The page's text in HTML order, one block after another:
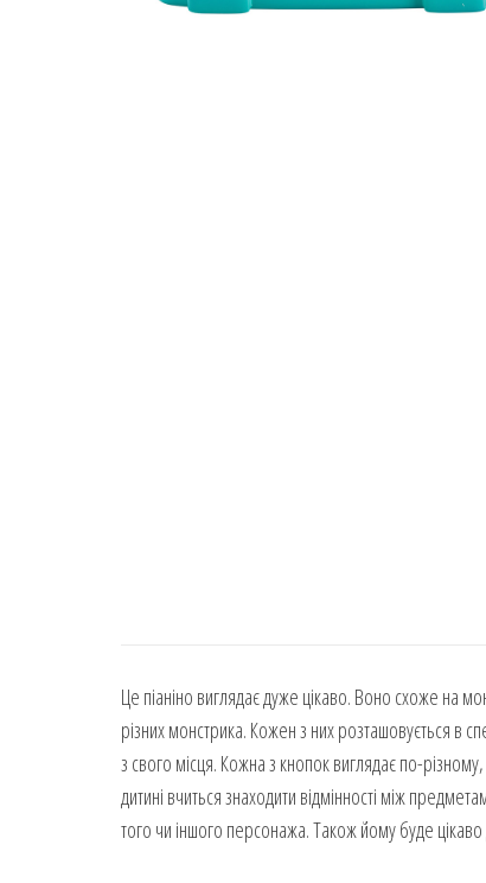
Це піаніно виглядає дуже цікаво. Воно схоже на
різних монстрика. Кожен з них розташовується в
з свого місця. Кожна з кнопок виглядає по-
дитині вчиться знаходити відмінності між
того чи іншого персонажа. Також йому буде